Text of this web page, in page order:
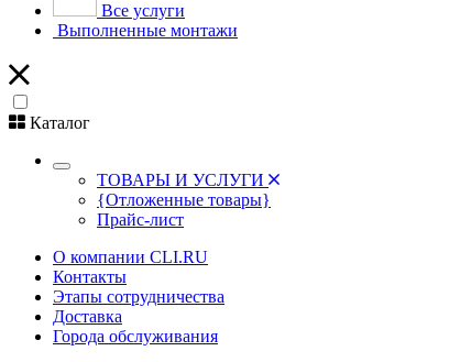
Все услуги
Выполненные монтажи
Каталог
ТОВАРЫ И УСЛУГИ
{Отложенные товары}
Прайс-лист
О компании CLI.RU
Контакты
Этапы сотрудничества
Доставка
Города обслуживания